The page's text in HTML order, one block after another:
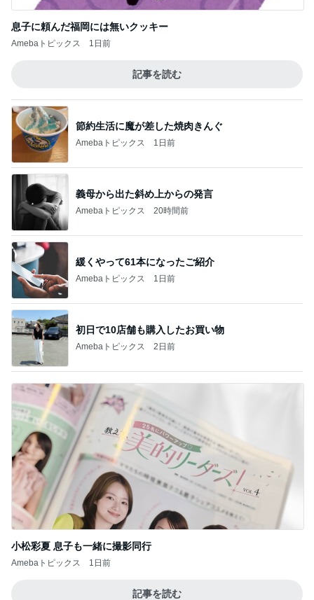
息子に頼んだ福岡には無いクッキー
Amebaトピックス 1日前
記事を読む
節約生活に魔が差した焼肉きんぐ
Amebaトピックス 1日前
義母から出た斜め上からの発言
Amebaトピックス 20時間前
緩くやって61本になったご紹介
Amebaトピックス 1日前
初日で10店舗も購入したお買い物
Amebaトピックス 2日前
小松彩夏 息子も一緒に撮影同行
Amebaトピックス 1日前
記事を読む